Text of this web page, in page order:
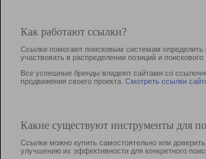
Как работают ссылки?
Ссылки помогают поисковым системам определить
участвовать в раcпределении позиций и поискового
Все успешные бренды владеют сайтами со
продвижения своего проекта. Смотреть ссылки
Какие существуют инструменты для
Ссылки можно купить самостоятельно или
улучшению их эффективности для конкретного